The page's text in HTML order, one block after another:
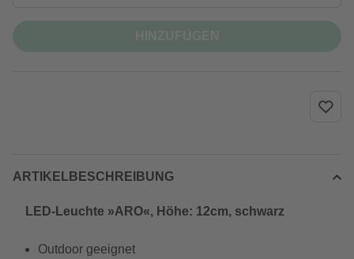
ARTIKELBESCHREIBUNG
LED-Leuchte »ARO«, Höhe: 12cm, schwarz
Outdoor geeignet